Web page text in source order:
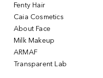
Fenty Hair
Caia Cosmetics
About Face
Milk Makeup
ARMAF
Transparent Lab